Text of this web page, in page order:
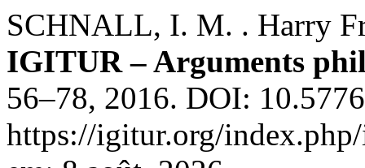
SCHNALL, I. M. . Harry
IGITUR – Arguments
56–78, 2016. DOI:
https://igitur.org/